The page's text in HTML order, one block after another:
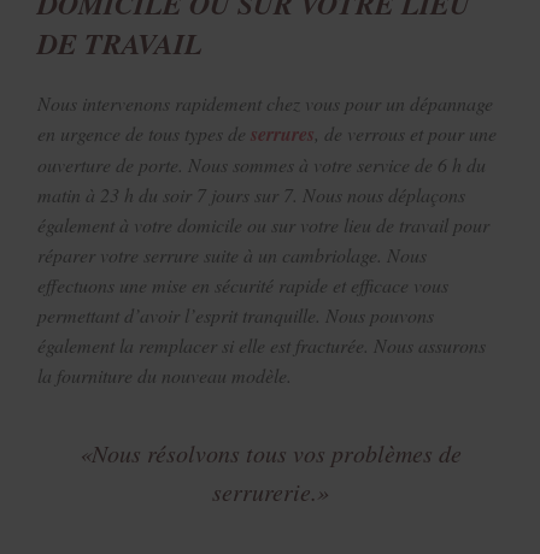
DE TRAVAIL
Nous intervenons rapidement chez vous pour un dépannage
en urgence de tous types de serrures, de verrous et pour une
ouverture de porte. Nous sommes à votre service de 6 h du
matin à 23 h du soir 7 jours sur 7. Nous nous déplaçons
également à votre domicile ou sur votre lieu de travail pour
réparer votre serrure suite à un cambriolage. Nous
effectuons une mise en sécurité rapide et efficace vous
permettant d’avoir l’esprit tranquille. Nous pouvons
également la remplacer si elle est fracturée. Nous assurons
la fourniture du nouveau modèle.
«Nous résolvons tous vos problèmes de
serrurerie.»